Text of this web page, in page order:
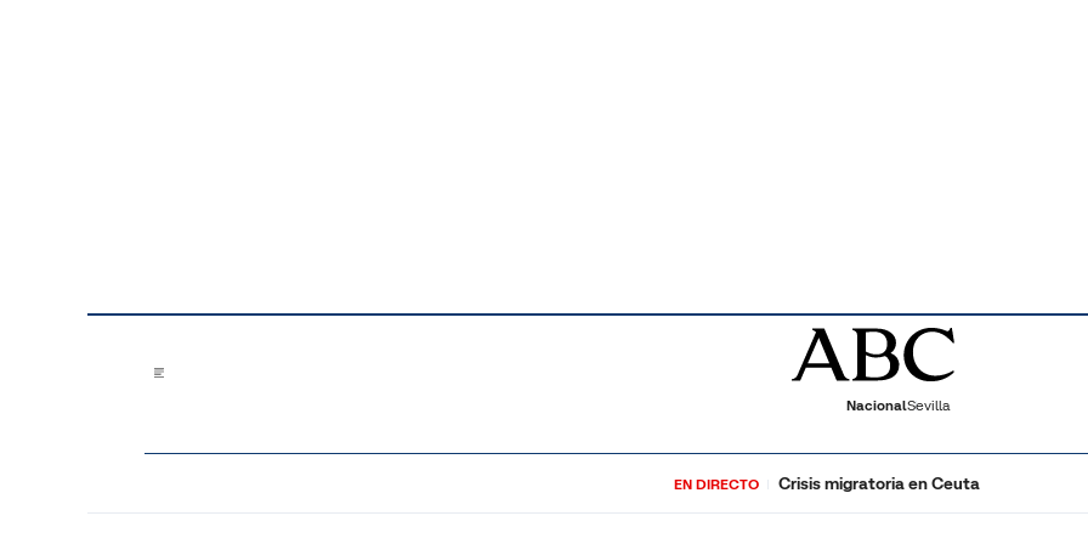
NacionalSevilla
EN DIRECTO Crisis migratoria en Ceuta